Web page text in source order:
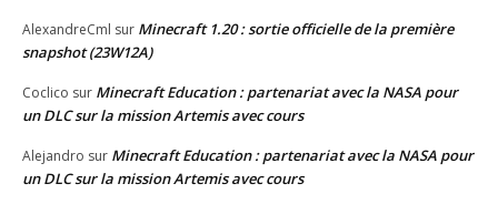
AlexandreCml sur Minecraft 1.20 : sortie officielle de la première
snapshot (23W12A)
Coclico sur Minecraft Education : partenariat avec la NASA pour
un DLC sur la mission Artemis avec cours
Alejandro sur Minecraft Education : partenariat avec la NASA pour
un DLC sur la mission Artemis avec cours